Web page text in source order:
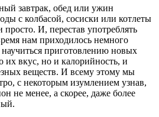
завтрак, обед или ужин
с колбасой, сосиски или котлеты
И, перестав употреблять
нам приходилось немного
приготовлению новых
их вкус, но и калорийность, и
веществ. И всему этому мы
с некоторым изумлением узнав,
не менее, а скорее, даже более